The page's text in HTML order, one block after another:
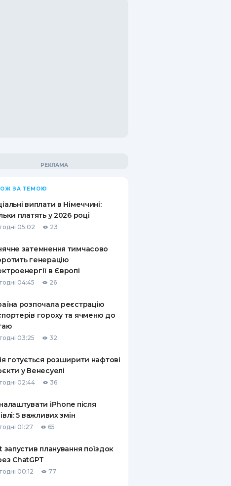
ЗА ТЕМОЮ
виплати в Німеччині:
платять у 2026 році
05:02 23
затемнення тимчасово
генерацію
в Європі
04:45 26
розпочала реєстрацію
гороху та ячменю до
03:25 32
готується розширити нафтові
у Венесуелі
02:44 36
iPhone після
5 важливих змін
01:27 65
запустив планування поїздок
ChatGPT
00:12 77